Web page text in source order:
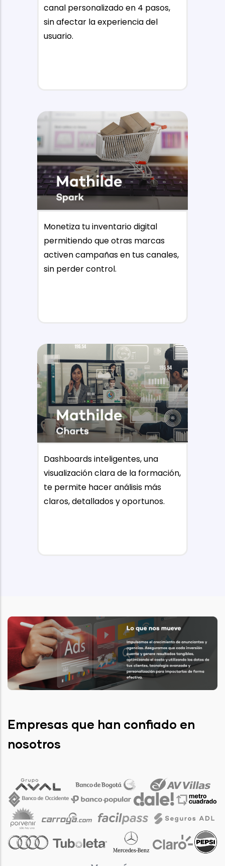
canal personalizado en 4 pasos,
sin afectar la experiencia del
usuario.
Monetiza tu inventario digital
permitiendo que otras marcas
activen campañas en tus canales,
sin perder control.
Dashboards inteligentes, una
visualización clara de la formación,
te permite hacer análisis más
claros, detallados y oportunos.
Empresas que han confiado en
nosotros